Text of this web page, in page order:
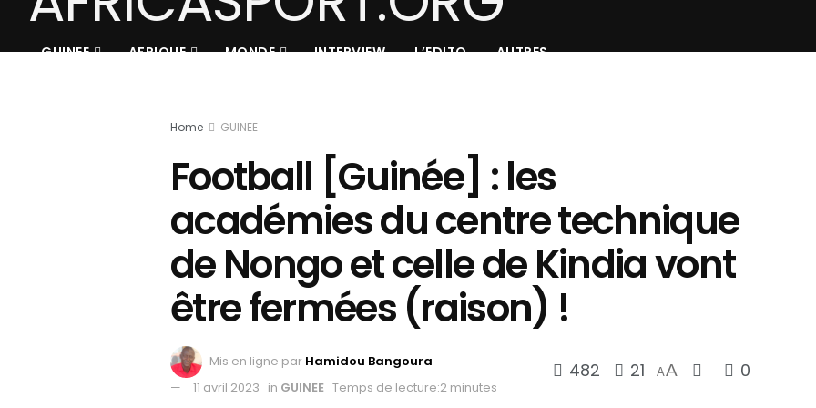
GUINEE AFRIQUE MONDE INTERVIEW L’EDITO AUTRES
Home GUINEE
Football [Guinée] : les
académies du centre technique
de Nongo et celle de Kindia vont
être fermées (raison) !
Mis en ligne par Hamidou Bangoura
11 avril 2023 in GUINEE Temps de lecture:2 minutes
482 21 AA 0